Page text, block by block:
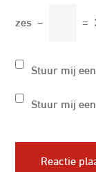
zes − =
Stuur mij
Stuur mij